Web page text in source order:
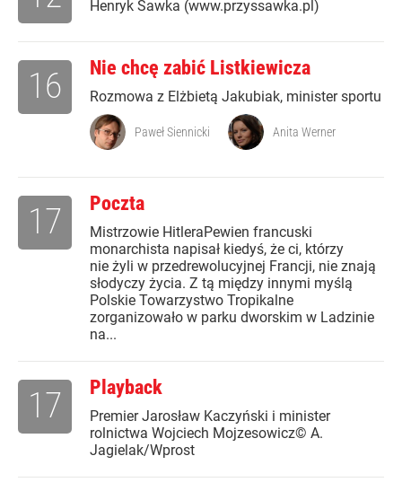
Henryk Sawka (www.przyssawka.pl)
Nie chcę zabić Listkiewicza
Rozmowa z Elżbietą Jakubiak, minister sportu
16
Paweł Siennicki Anita Werner
Poczta
Mistrzowie HitleraPewien francuski
monarchista napisał kiedyś, że ci, którzy
nie żyli w przedrewolucyjnej Francji, nie znają
słodyczy życia. Z tą między innymi myślą
Polskie Towarzystwo Tropikalne
zorganizowało w parku dworskim w Ladzinie
na...
17
Playback
Premier Jarosław Kaczyński i minister
rolnictwa Wojciech Mojzesowicz© A.
Jagielak/Wprost
17